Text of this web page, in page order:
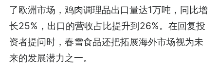
了欧洲市场，鸡肉调理品出口量达1万吨，同比增
长25%，出口的营收占比提升到26%。在回复投
资者提问时，春雪食品还把拓展海外市场视为未
来的发展潜力之一。